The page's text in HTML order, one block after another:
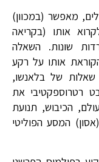
מאפשר (במכוון)
אותו (בקריאה
שונות. השאלה
אותו על רקע
שאלות של בלאנשו,
רטרוספקטיבי את
הכיבוש, תנועת
המסע הפוליטי